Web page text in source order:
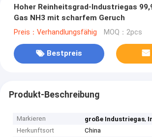
Hoher Reinheitsgrad-Industriegas
Gas NH3 mit scharfem Geruch
Preis：Verhandlungsfähig MOQ：2pcs
Bestpreis
Produkt-Beschreibung
Markieren große Industriegas,
Herkunftsort
China